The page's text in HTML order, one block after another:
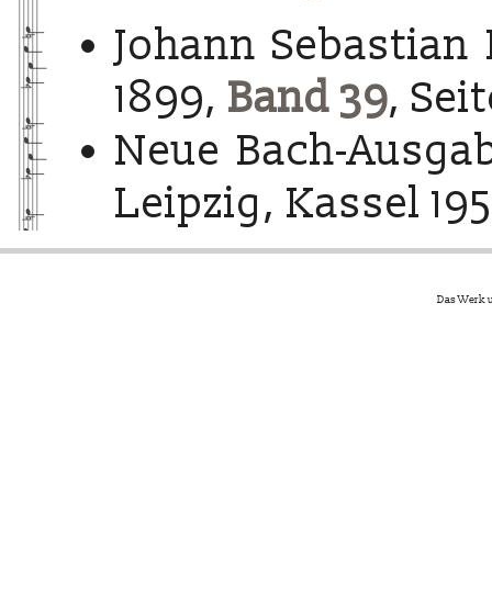
Johann Sebastian
1899, Band 39,
Neue Bach-
Leipzig, Kassel
Das Werk